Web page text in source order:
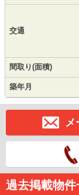
交通
間取り(面積)
築年月
メ
過去掲載物件